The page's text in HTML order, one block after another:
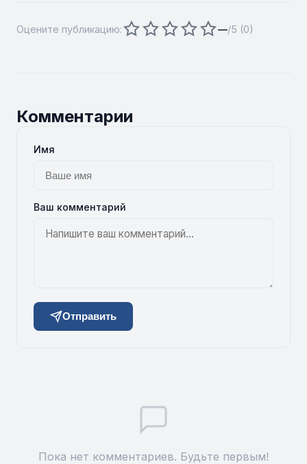
Оцените публикацию: —/5 (0)
Комментарии
Имя
Ваш комментарий
Отправить
Пока нет комментариев. Будьте первым!